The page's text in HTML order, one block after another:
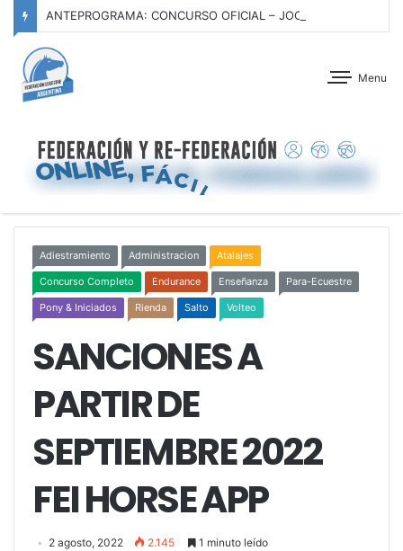
Menu
Adiestramiento Administracion Atalajes
Concurso Completo Endurance Enseñanza Para-Ecuestre
Pony & Iniciados Rienda Salto Volteo
SANCIONES A
PARTIR DE
SEPTIEMBRE 2022
FEI HORSE APP
2 agosto, 2022 2.145 1 minuto leído